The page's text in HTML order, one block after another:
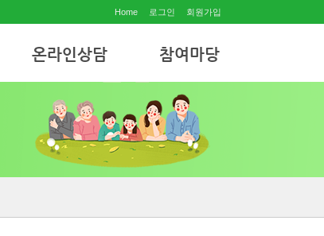
Home 로그인 회원가입
온라인상담
온라인상담
참여마당
공지사항
월별행사
자유게시판